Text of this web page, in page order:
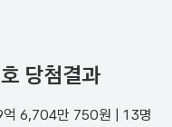
당첨결과
억 6,704만 750원 | 13명